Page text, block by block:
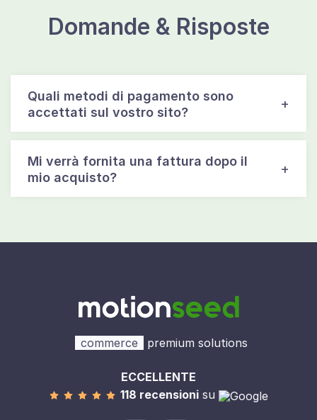
Domande & Risposte
Quali metodi di pagamento sono
accettati sul vostro sito?
Mi verrà fornita una fattura dopo il
mio acquisto?
commerce premium solutions
ECCELLENTE
118 recensionisu